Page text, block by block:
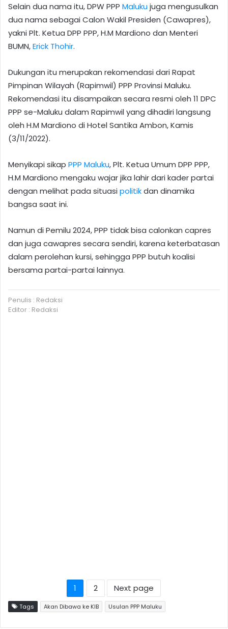
Selain dua nama itu, DPW PPP Malukujuga mengusulkan
dua nama sebagai Calon Wakil Presiden (Cawapres),
yakni Plt. Ketua DPP PPP, H.M Mardiono dan Menteri
BUMN,Erick Thohir.
Dukungan itu merupakan rekomendasi dari Rapat
Pimpinan Wilayah (Rapimwil) PPP Provinsi Maluku.
Rekomendasi itu disampaikan secara resmi oleh 11 DPC
PPP se-Maluku dalam Rapimwil yang dihadiri langsung
oleh H.M Mardiono di Hotel Santika Ambon, Kamis
(3/11/2022).
Menyikapi sikap PPP Maluku, Plt. Ketua Umum DPP PPP,
H.M Mardiono mengaku wajar jika lahir dari kader partai
dengan melihat pada situasipolitikdan dinamika
bangsa saat ini.
Namun di Pemilu 2024, PPP tidak bisa calonkan capres
dan juga cawapres secara sendiri, karena keterbatasan
dalam perolehan kursi, sehingga PPP butuh koalisi
bersama partai-partai lainnya.
Penulis : Redaksi
Editor : Redaksi
1 2 Next page
Tags Akan Dibawa ke KIB Usulan PPP Maluku